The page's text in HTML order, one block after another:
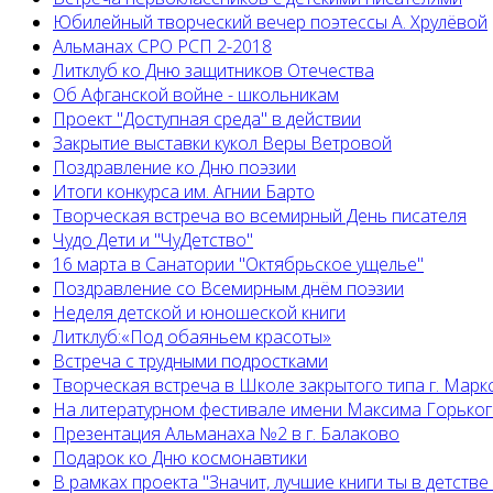
Юбилейный творческий вечер поэтессы А. Хрулёвой
Альманах СРО РСП 2-2018
Литклуб ко Дню защитников Отечества
Об Афганской войне - школьникам
Проект "Доступная среда" в действии
Закрытие выставки кукол Веры Ветровой
Поздравление ко Дню поэзии
Итоги конкурса им. Агнии Барто
Творческая встреча во всемирный День писателя
Чудо Дети и "ЧуДетство"
16 марта в Санатории "Октябрьское ущелье"
Поздравление со Всемирным днём поэзии
Неделя детской и юношеской книги
Литклуб:«Под обаяньем красоты»
Встреча с трудными подростками
Творческая встреча в Школе закрытого типа г.
На литературном фестивале имени Максима
Презентация Альманаха №2 в г. Балаково
Подарок ко Дню космонавтики
В рамках проекта "Значит, лучшие книги ты в детстве